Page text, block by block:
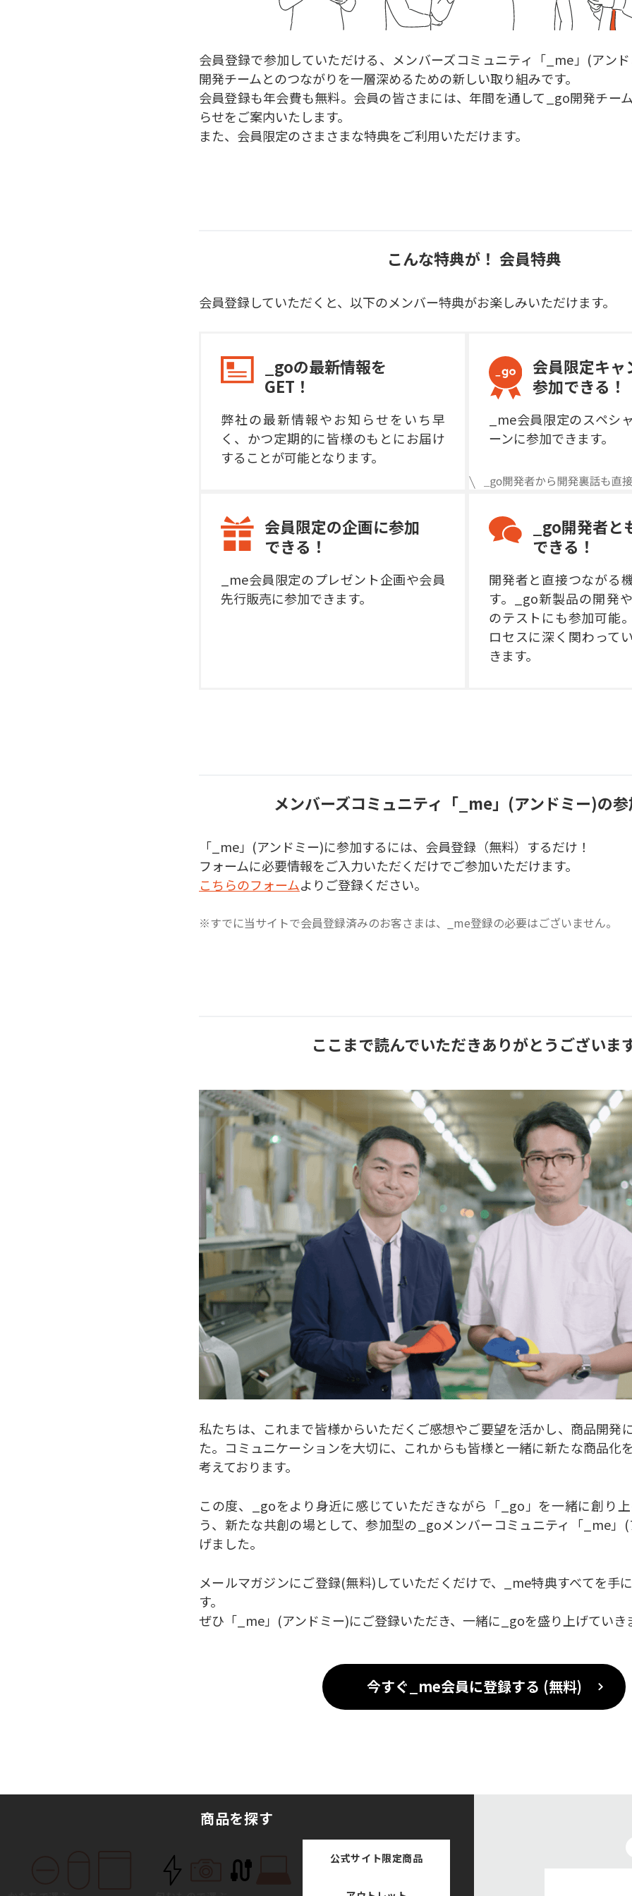
会員登録で参加していただける、メンバーズコミュニティ「_me」(アン
開発チームとのつながりを一層深めるための新しい取り組みです。
会員登録も年会費も無料。会員の皆さまには、年間を通して_go開発チー
らせをご案内いたします。
また、会員限定のさまさまな特典をご利用いただけます。
こんな特典が！ 会員特典
会員登録していただくと、以下のメンバー特典がお楽しみいただけます。
_goの最新情報を
GET！
弊社の最新情報やお知らせをいち早
く、かつ定期的に皆様のもとにお届け
することが可能となります。
会員限定キャ
参加できる！
_me会員限定のスペシ
ーンに参加できます。
会員限定の企画に参加
できる！
_me会員限定のプレゼント企画や会員
先行販売に参加できます。
_go開発者と
できる！
開発者と直接つながる
す。_go新製品の開発
のテストにも参加可能
ロセスに深く関わって
きます。
メンバーズコミュニティ「_me」(アンドミー)の
「_me」(アンドミー)に参加するには、会員登録（無料）するだけ！
フォームに必要情報をご入力いただくだけでご参加いただけます。
こちらのフォームよりご登録ください。
※すでに当サイトで会員登録済みのお客さまは、_me登録の必要はございません。
ここまで読んでいただきありがとうございま
私たちは、これまで皆様からいただくご感想やご要望を活かし、商品開発
た。コミュニケーションを大切に、これからも皆様と一緒に新たな商品化
考えております。
この度、_goをより身近に感じていただきながら「_go」を一緒に創り
う、新たな共創の場として、参加型の_goメンバーコミュニティ「_me」
げました。
メールマガジンにご登録(無料)していただくだけで、_me特典すべてを手
す。
ぜひ「_me」(アンドミー)にご登録いただき、一緒に_goを盛り上げていき
今すぐ_me会員に登録する (無料)
商品を探す
公式サイト限定商品